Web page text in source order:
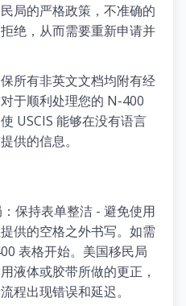
局的严格政策，不准确的
绝，从而需要重新申请并
所有非英文文档均附有经
于顺利处理您的 N-400
USCIS 能够在没有语言
供的信息。
保持表单整洁 - 避免使用
供的空格之外书写。如需
表格开始。美国移民局
液体或胶带所做的更正，
程出现错误和延迟。